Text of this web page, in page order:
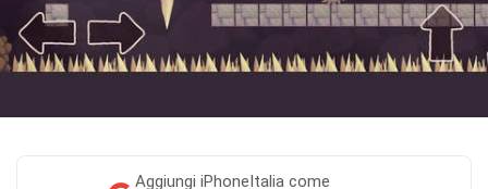
Aggiungi iPhoneItalia come